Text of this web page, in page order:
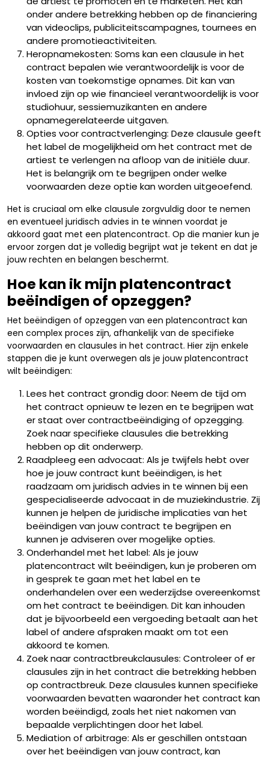
onder andere betrekking hebben op de financiering
van videoclips, publiciteitscampagnes, tournees en
andere promotieactiviteiten.
Heropnamekosten: Soms kan een clausule in het
contract bepalen wie verantwoordelijk is voor de
kosten van toekomstige opnames. Dit kan van
invloed zijn op wie financieel verantwoordelijk is voor
studiohuur, sessiemuzikanten en andere
opnamegerelateerde uitgaven.
Opties voor contractverlenging: Deze clausule geeft
het label de mogelijkheid om het contract met de
artiest te verlengen na afloop van de initiële duur.
Het is belangrijk om te begrijpen onder welke
voorwaarden deze optie kan worden uitgeoefend.
Het is cruciaal om elke clausule zorgvuldig door te nemen
en eventueel juridisch advies in te winnen voordat je
akkoord gaat met een platencontract. Op die manier kun je
ervoor zorgen dat je volledig begrijpt wat je tekent en dat je
jouw rechten en belangen beschermt.
Hoe kan ik mijn platencontract
beëindigen of opzeggen?
Het beëindigen of opzeggen van een platencontract kan
een complex proces zijn, afhankelijk van de specifieke
voorwaarden en clausules in het contract. Hier zijn enkele
stappen die je kunt overwegen als je jouw platencontract
wilt beëindigen:
Lees het contract grondig door: Neem de tijd om
het contract opnieuw te lezen en te begrijpen wat
er staat over contractbeëindiging of opzegging.
Zoek naar specifieke clausules die betrekking
hebben op dit onderwerp.
Raadpleeg een advocaat: Als je twijfels hebt over
hoe je jouw contract kunt beëindigen, is het
raadzaam om juridisch advies in te winnen bij een
gespecialiseerde advocaat in de muziekindustrie. Zij
kunnen je helpen de juridische implicaties van het
beëindigen van jouw contract te begrijpen en
kunnen je adviseren over mogelijke opties.
Onderhandel met het label: Als je jouw
platencontract wilt beëindigen, kun je proberen om
in gesprek te gaan met het label en te
onderhandelen over een wederzijdse overeenkomst
om het contract te beëindigen. Dit kan inhouden
dat je bijvoorbeeld een vergoeding betaalt aan het
label of andere afspraken maakt om tot een
akkoord te komen.
Zoek naar contractbreukclausules: Controleer of er
clausules zijn in het contract die betrekking hebben
op contractbreuk. Deze clausules kunnen specifieke
voorwaarden bevatten waaronder het contract kan
worden beëindigd, zoals het niet nakomen van
bepaalde verplichtingen door het label.
Mediation of arbitrage: Als er geschillen ontstaan
over het beëindigen van jouw contract, kan